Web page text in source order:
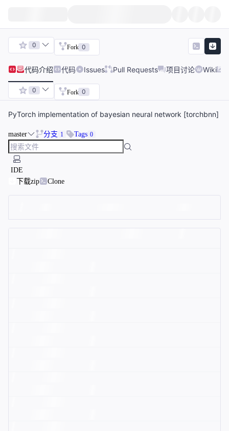
0 Fork 0
代码介绍 代码 Issues Pull Requests 项目讨论 Wiki
0 Fork 0
PyTorch implementation of bayesian neural network [torchbnn]
master 分支 1 Tags 0
IDE
下载zip
Clone